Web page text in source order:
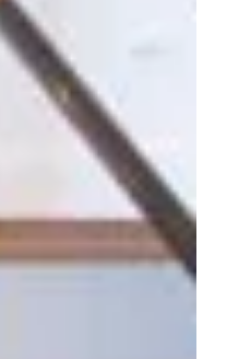
alerté(e) des
à tout